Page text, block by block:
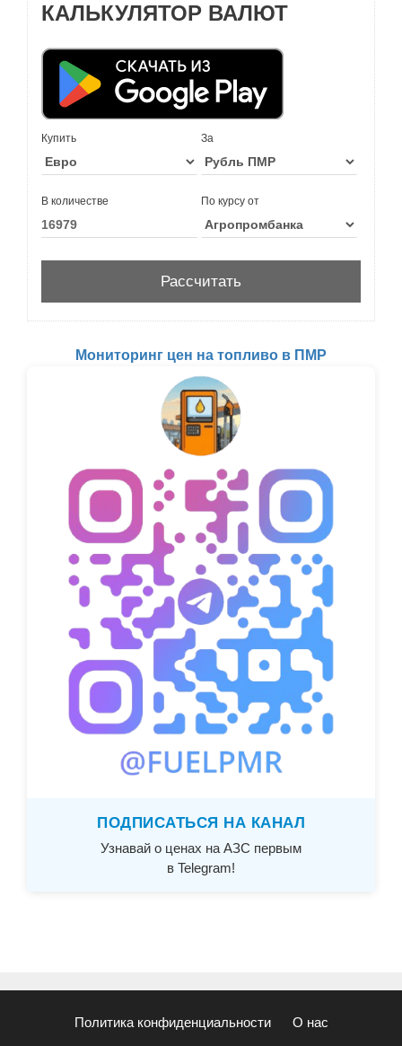
КАЛЬКУЛЯТОР ВАЛЮТ
Купить За
В количестве По курсу от
Мониторинг цен на топливо в ПМР
ПОДПИСАТЬСЯ НА КАНАЛ
Узнавай о ценах на АЗС первым
в Telegram!
Политика конфиденциальности О нас